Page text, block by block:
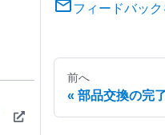
フィードバック
前へ
部品交換の完